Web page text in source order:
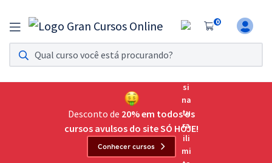
0
Assinatura Ilimitada 11
Acesso a todos os cursos. Teste grátis por 7 dias!
Assinatura OAB Até Passar
Acesso ilimitado a toda preparação para o Exame da
Desconto de 20% em todos os
cursos avulsos do site SÓ HOJE!
Conhecer cursos